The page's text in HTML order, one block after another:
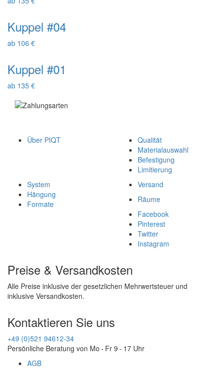
Kuppel #04
ab 106 €
Kuppel #01
ab 135 €
Über PIQT
Qualität
Materialauswahl
Befestigung
Limitierung
System
Hängung
Formate
Versand
Räume
Facebook
Pinterest
Twitter
Instagram
Preise & Versandkosten
Alle Preise inklusive der gesetzlichen Mehrwertsteuer und
inklusive Versandkosten.
Kontaktieren Sie uns
+49 (0)521 94612-34
Persönliche Beratung von Mo - Fr 9 - 17 Uhr
AGB